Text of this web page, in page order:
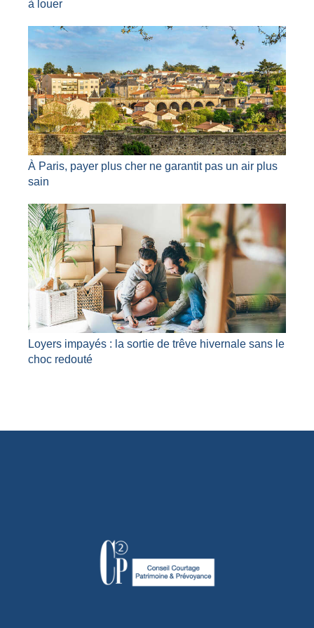
à louer
À Paris, payer plus cher ne garantit pas un air plus
sain
Loyers impayés : la sortie de trêve hivernale sans le
choc redouté